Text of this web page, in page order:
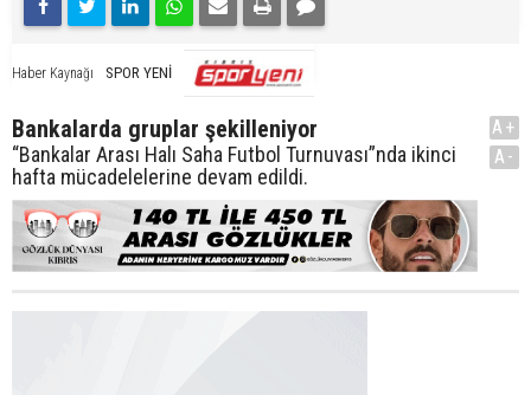
Haber Kaynağı SPOR YENİ
Bankalarda gruplar şekilleniyor
“Bankalar Arası Halı Saha Futbol Turnuvası”nda ikinci
hafta mücadelelerine devam edildi.
A+
A-